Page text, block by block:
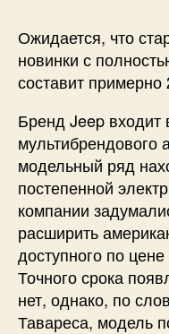
Ожидается, что
новинки с
составит
Бренд Jeep входит
мультибрендового
модельный ряд
постепенной
компании
расширить
доступного по
Точного срока
нет, однако, по
Тавареса, модель